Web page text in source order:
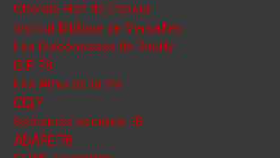
Chorale Huit de Choeur
Institut Biblique de Versailles
Les Diaconesses de Reuilly
GIP 78
Les Amis de la Vie
CELY
Semaines sociales 78
ADAPEI78